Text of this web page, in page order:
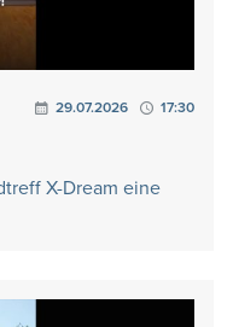
29.07.2026 17:30
X-Dream eine